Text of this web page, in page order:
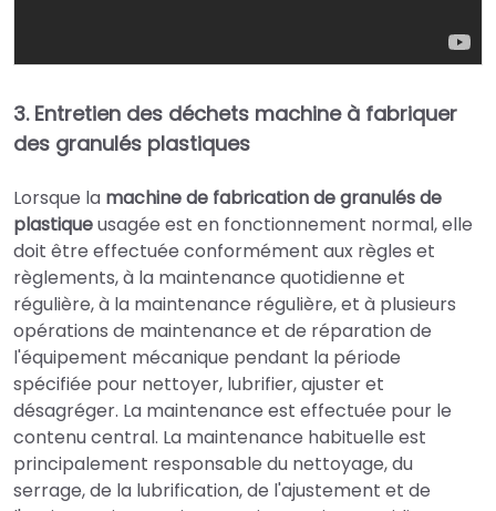
3. Entretien des déchets machine à fabriquer
des granulés plastiques
Lorsque la machine de fabrication de granulés de
plastiqueusagée est en fonctionnement normal, elle
doit être effectuée conformément aux règles et
règlements, à la maintenance quotidienne et
régulière, à la maintenance régulière, et à plusieurs
opérations de maintenance et de réparation de
l'équipement mécanique pendant la période
spécifiée pour nettoyer, lubrifier, ajuster et
désagréger. La maintenance est effectuée pour le
contenu central. La maintenance habituelle est
principalement responsable du nettoyage, du
serrage, de la lubrification, de l'ajustement et de